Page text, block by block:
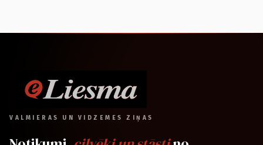
VALMIERAS UN VIDZEMES ZIŅAS